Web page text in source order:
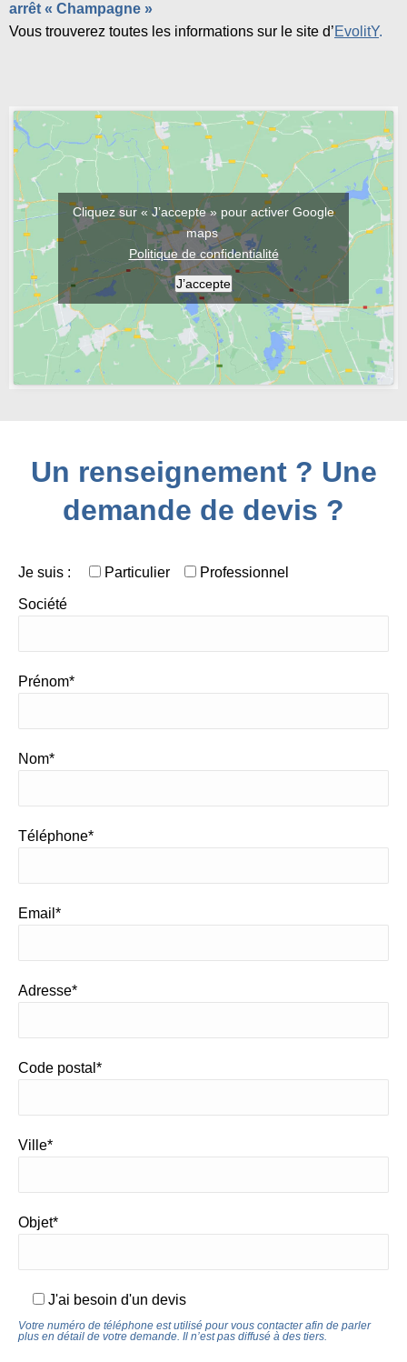
arrêt « Champagne »
Vous trouverez toutes les informations sur le site d’EvolitY.
Cliquez sur « J’accepte » pour activer Google
maps
Politique de confidentialité
J’accepte
Un renseignement ? Une
demande de devis ?
Je suis : Particulier Professionnel
Société
Prénom*
Nom*
Téléphone*
Email*
Adresse*
Code postal*
Ville*
Objet*
J'ai besoin d'un devis
Votre numéro de téléphone est utilisé pour vous contacter afin de parler
plus en détail de votre demande. Il n’est pas diffusé à des tiers.